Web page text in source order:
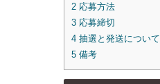
2 応募方法
3 応募締切
4 抽選と発送について
5 備考